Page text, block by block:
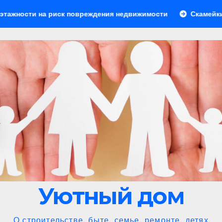
недвижимости Скамейки для зоны
Уютный дом
О строительстве, быте, семье, ремонте, детях